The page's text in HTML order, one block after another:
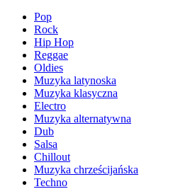
Pop
Rock
Hip Hop
Reggae
Oldies
Muzyka latynoska
Muzyka klasyczna
Electro
Muzyka alternatywna
Dub
Salsa
Chillout
Muzyka chrześcijańska
Techno